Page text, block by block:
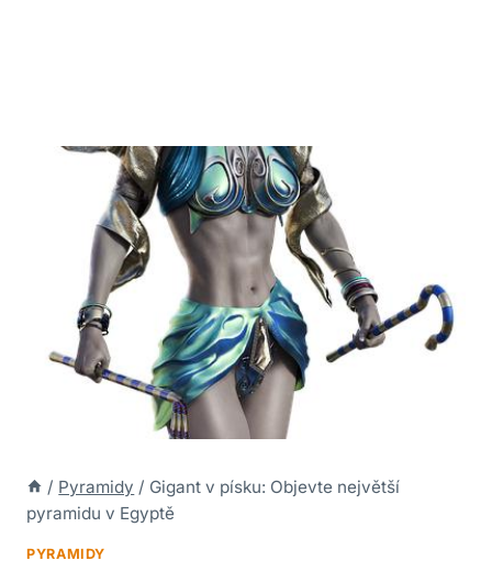
/ Pyramidy / Gigant v písku: Objevte největší
pyramidu v Egyptě
PYRAMIDY